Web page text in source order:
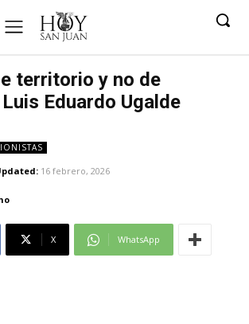
territorio y no de
Eduardo Ugalde
16 febrero, 2026
X WhatsApp